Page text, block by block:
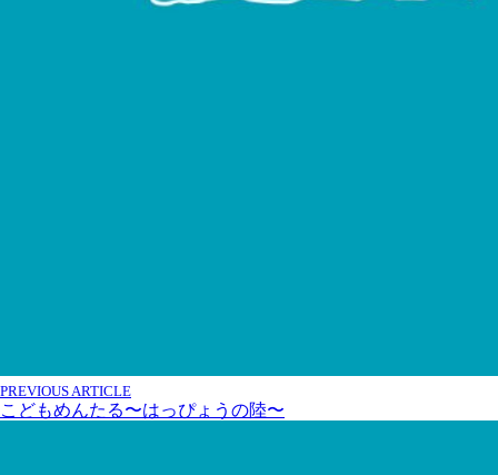
PREVIOUS ARTICLE
こどもめんたる〜はっぴょうの陸〜